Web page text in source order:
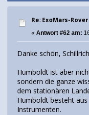
Re: ExoMars-
« Antwort #62 am:
Danke schön,
Humboldt ist aber
sondern die ganze
dem stationären
Humboldt besteht
Instrumenten.